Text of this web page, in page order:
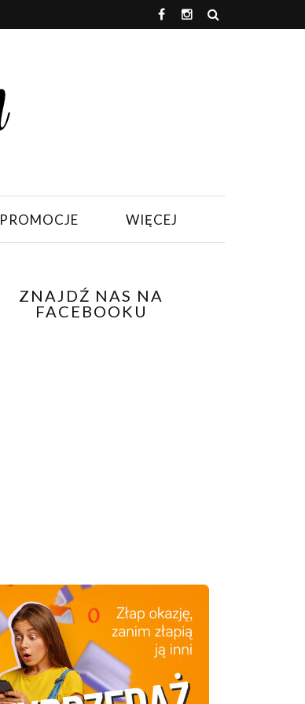
PROMOCJE WIĘCEJ
ZNAJDŹ NAS NA
FACEBOOKU